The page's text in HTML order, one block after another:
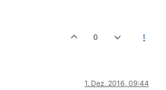
0
1. Dez. 2016, 09:44